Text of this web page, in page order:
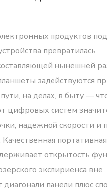
продуктов под
превратилась
нынешней
задействуются
на делах, в быту —
цифровых систем
надежной скорости и
Качественная портативная
открытость
экспириенса вне
диагонали панели плюс